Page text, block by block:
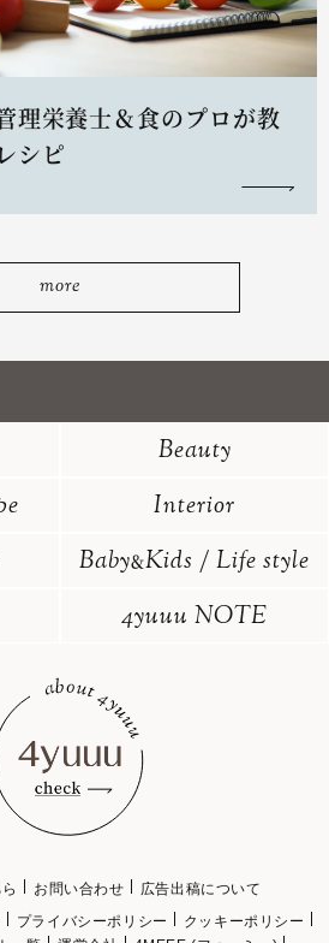
理栄養士＆食のプロが教
シピ
more
Beauty
Interior
Baby&Kids / Life style
4yuuu NOTE
お問い合わせ
広告出稿について
プライバシーポリシー
クッキーポリシー